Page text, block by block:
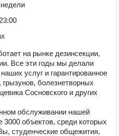
на рынке дезинсекции,
Все эти годы мы делали
услуг и гарантированное
болезнетворных
Сосновского и других
обслуживании нашей
3000 объектов, среди которых
студенческие общежития,